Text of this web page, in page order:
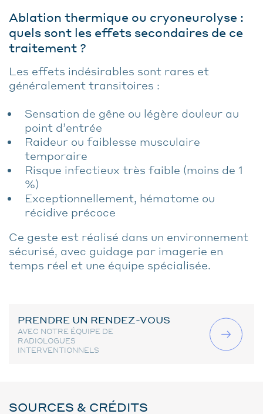
Ablation thermique ou cryoneurolyse :
quels sont les effets secondaires de ce
traitement ?
Les effets indésirables sont rares et
généralement transitoires :
Sensation de gêne ou légère douleur au
point d’entrée
Raideur ou faiblesse musculaire
temporaire
Risque infectieux très faible (moins de 1
%)
Exceptionnellement, hématome ou
récidive précoce
Ce geste est réalisé dans un environnement
sécurisé, avec guidage par imagerie en
temps réel et une équipe spécialisée.
PRENDRE UN RENDEZ-VOUS
AVEC NOTRE ÉQUIPE DE
RADIOLOGUES
INTERVENTIONNELS
SOURCES & CRÉDITS